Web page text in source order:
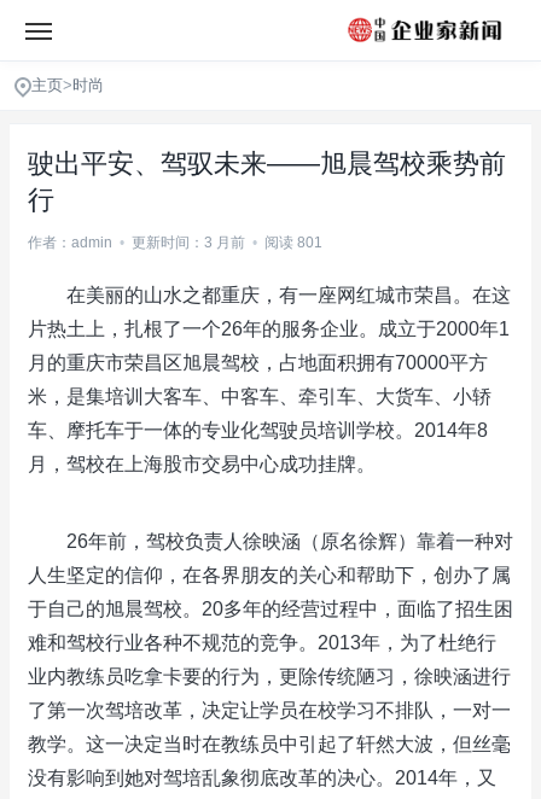
主页>时尚
驶出平安、驾驭未来——旭晨驾校乘势前
行
作者：admin • 更新时间：3 月前 • 阅读 801
在美丽的山水之都重庆，有一座网红城市荣昌。在这
片热土上，扎根了一个26年的服务企业。成立于2000年1
月的重庆市荣昌区旭晨驾校，占地面积拥有70000平方
米，是集培训大客车、中客车、牵引车、大货车、小轿
车、摩托车于一体的专业化驾驶员培训学校。2014年8
月，驾校在上海股市交易中心成功挂牌。
26年前，驾校负责人徐映涵（原名徐辉）靠着一种对
人生坚定的信仰，在各界朋友的关心和帮助下，创办了属
于自己的旭晨驾校。20多年的经营过程中，面临了招生困
难和驾校行业各种不规范的竞争。2013年，为了杜绝行
业内教练员吃拿卡要的行为，更除传统陋习，徐映涵进行
了第一次驾培改革，决定让学员在校学习不排队，一对一
教学。这一决定当时在教练员中引起了轩然大波，但丝毫
没有影响到她对驾培乱象彻底改革的决心。2014年，又